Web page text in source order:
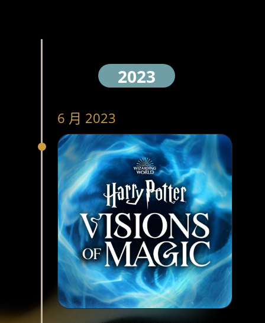
2023
6 月 2023